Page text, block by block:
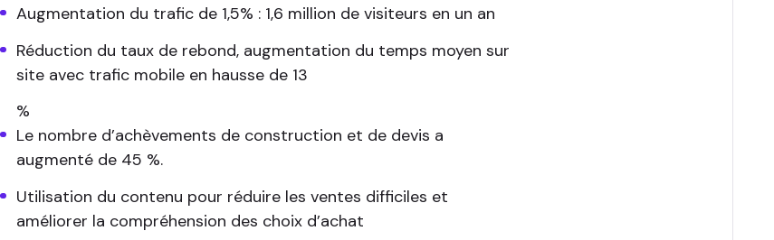
Augmentation du trafic de 1,5% : 1,6 million de visiteurs en un an
Réduction du taux de rebond, augmentation du temps moyen sur
site avec trafic mobile en hausse de 13
%
Le nombre d’achèvements de construction et de devis a
augmenté de 45 %.
Utilisation du contenu pour réduire les ventes difficiles et
améliorer la compréhension des choix d’achat